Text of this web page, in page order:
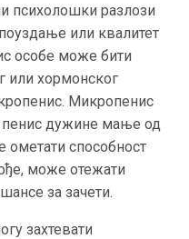
психолошки разлози
или квалитет
особе може бити
или хормонског
Микропенис
дужине мање од
ометати способност
може отежати
за зачети.
захтевати